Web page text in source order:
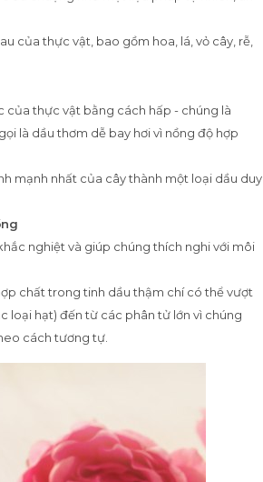
của thực vật, bao gồm hoa, lá, vỏ cây, rễ,
thực vật bằng cách hấp - chúng là
là dầu thơm dễ bay hơi vì nồng độ hợp
mạnh nhất của cây thành một loại dầu duy
nghiệt và giúp chúng thích nghi với môi
chất trong tinh dầu thậm chí có thể vượt
loại hạt) đến từ các phân tử lớn vì chúng
cách tương tự.